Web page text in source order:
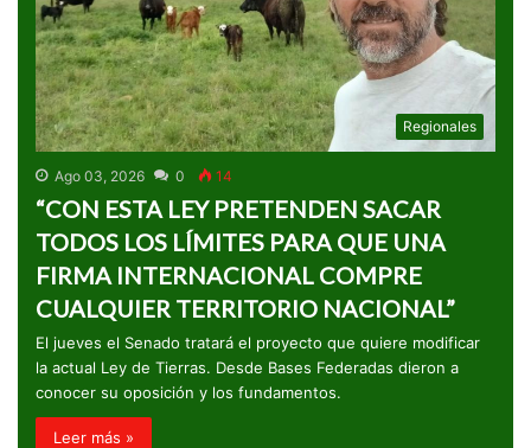
Regionales
Ago 03, 2026 0 14
“CON ESTA LEY PRETENDEN SACAR
TODOS LOS LÍMITES PARA QUE UNA
FIRMA INTERNACIONAL COMPRE
CUALQUIER TERRITORIO NACIONAL”
El jueves el Senado tratará el proyecto que quiere modificar
la actual Ley de Tierras. Desde Bases Federadas dieron a
conocer su oposición y los fundamentos.
Leer más »